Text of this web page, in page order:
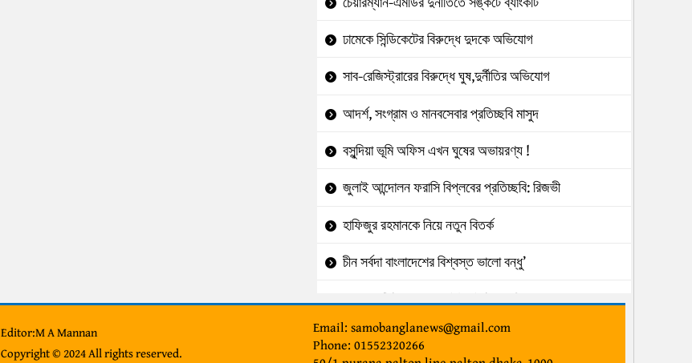
ঢামেকে সিন্ডিকেটের বিরুদ্ধে দুদকে অভিযোগ
সাব-রেজিস্ট্রারের বিরুদ্ধে ঘুষ,দুর্নীতির অভিযোগ
আদর্শ, সংগ্রাম ও মানবসেবার প্রতিচ্ছবি মাসুদ
বসুন্দিয়া ভূমি অফিস এখন ঘুষের অভায়রণ্য !
জুলাই আন্দোলন ফরাসি বিপ্লবের প্রতিচ্ছবি: রিজভী
হাফিজুর রহমানকে নিয়ে নতুন বিতর্ক
চীন সর্বদা বাংলাদেশের বিশ্বস্ত ভালো বন্ধু’
৯৮২ কোটি টাকা আত্মসাৎ:ইউনাইটেডের বিরুদ্ধে
টেন্ডারে অনিয়মে পাউবো নির্বাহী প্রকৌশলী
Editor:M A Mannan
Copyright © 2024 All rights reserved.
Email: samobanglanews@gmail.com
Phone: 01552320266